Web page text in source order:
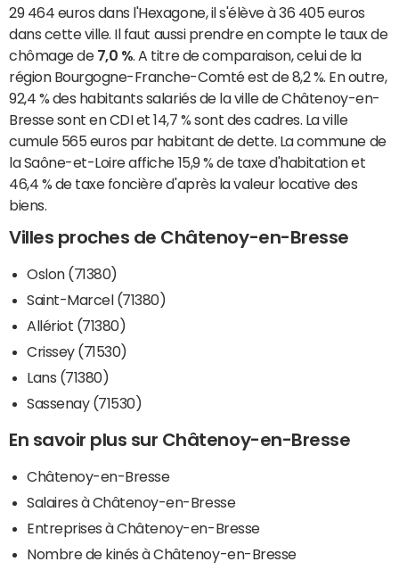
29 464 euros dans l'Hexagone, il s'élève à 36 405 euros
dans cette ville. Il faut aussi prendre en compte le taux de
chômage de 7,0 %. A titre de comparaison, celui de la
région Bourgogne-Franche-Comté est de 8,2 %. En outre,
92,4 % des habitants salariés de la ville de Châtenoy-en-
Bresse sont en CDI et 14,7 % sont des cadres. La ville
cumule 565 euros par habitant de dette. La commune de
la Saône-et-Loire affiche 15,9 % de taxe d'habitation et
46,4 % de taxe foncière d'après la valeur locative des
biens.
Villes proches de Châtenoy-en-Bresse
Oslon (71380)
Saint-Marcel (71380)
Allériot (71380)
Crissey (71530)
Lans (71380)
Sassenay (71530)
En savoir plus sur Châtenoy-en-Bresse
Châtenoy-en-Bresse
Salaires à Châtenoy-en-Bresse
Entreprises à Châtenoy-en-Bresse
Nombre de kinés à Châtenoy-en-Bresse